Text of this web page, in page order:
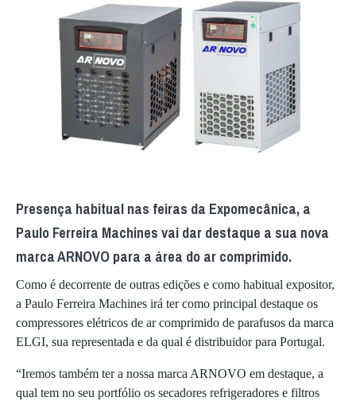
Presença habitual nas feiras da Expomecânica, a
Paulo Ferreira Machines vai dar destaque a sua nova
marca ARNOVO para a área do ar comprimido.
Como é decorrente de outras edições e como habitual expositor,
a Paulo Ferreira Machines irá ter como principal destaque os
compressores elétricos de ar comprimido de parafusos da marca
ELGI, sua representada e da qual é distribuidor para Portugal.
“Iremos também ter a nossa marca ARNOVO em destaque, a
qual tem no seu portfólio os secadores refrigeradores e filtros